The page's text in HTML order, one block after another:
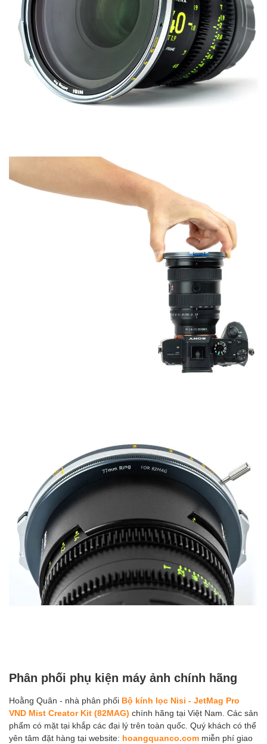
Phân phối phụ kiện máy ảnh chính hãng
Hoằng Quân - nhà phân phối Bộ kính lọc Nisi - JetMag Pro
VND Mist Creator Kit (82MAG) chính hãng tại Việt Nam. Các sản
phẩm có mặt tại khắp các đại lý trên toàn quốc. Quý khách có thể
yên tâm đặt hàng tại website: hoangquanco.com miễn phí giao